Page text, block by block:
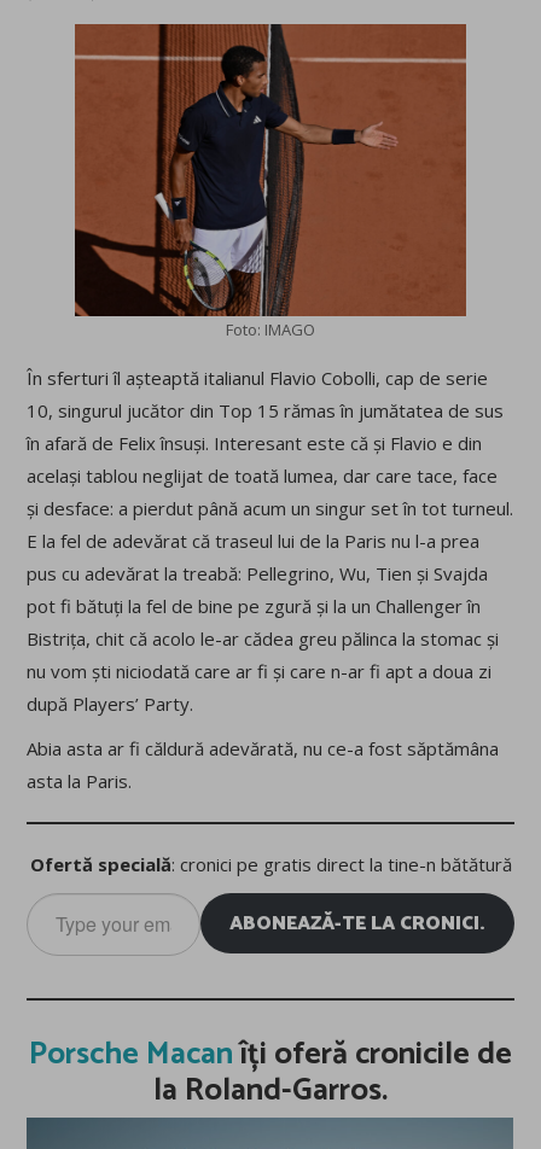
Foto: IMAGO
În sferturi îl așteaptă italianul Flavio Cobolli, cap de serie
10, singurul jucător din Top 15 rămas în jumătatea de sus
în afară de Felix însuși. Interesant este că și Flavio e din
același tablou neglijat de toată lumea, dar care tace, face
și desface: a pierdut până acum un singur set în tot turneul.
E la fel de adevărat că traseul lui de la Paris nu l-a prea
pus cu adevărat la treabă: Pellegrino, Wu, Tien și Svajda
pot fi bătuți la fel de bine pe zgură și la un Challenger în
Bistrița, chit că acolo le-ar cădea greu pălinca la stomac și
nu vom ști niciodată care ar fi și care n-ar fi apt a doua zi
după Players’ Party.
Abia asta ar fi căldură adevărată, nu ce-a fost săptămâna
asta la Paris.
Ofertă specială: cronici pe gratis direct la tine-n bătătură
Type
your
email…
ABONEAZĂ-TE LA CRONICI.
Porsche Macanîți oferă cronicile de
la Roland-Garros.